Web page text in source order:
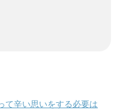
て辛い思いをする必要は